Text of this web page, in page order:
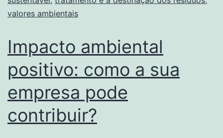
valores ambientais
Impacto ambiental
positivo: como a sua
empresa pode
contribuir?